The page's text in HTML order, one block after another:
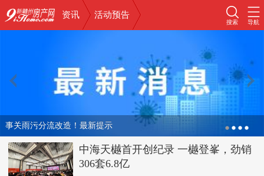
资讯 活动预告
搜索 导航
事关雨污分流改造！最新提示
中海天樾首开创纪录 一樾登峯，劲销
306套6.8亿